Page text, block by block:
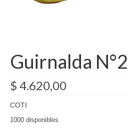
Guirnalda
$ 4.620,00
COTI
1000 disponibles